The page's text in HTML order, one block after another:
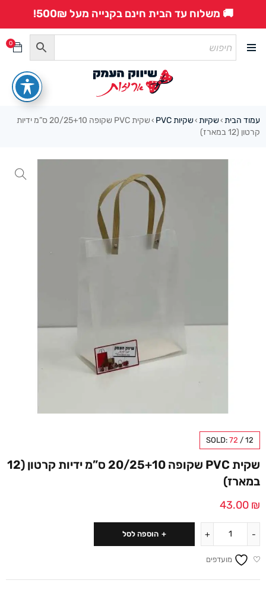
🚚 משלוח עד הבית חינם בקנייה מעל 500₪!
0
עמוד הבית ›שקיות ›שקיות PVC ›
שקית PVC שקופה 20/25+10 ס”מ ידיות
קרטון (12 במארז)
SOLD: 72 / 12
שקית PVC שקופה 20/25+10 ס”מ ידיות קרטון (12
במארז)
43.00 ₪
הוספה לסל
מועדפים